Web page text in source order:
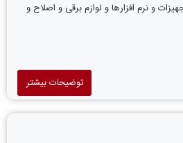
و نرم افزارها و لوازم برقی و اصلاح و
توضیحات بیشتر